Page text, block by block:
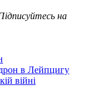
на
в Лейпцигу
війні